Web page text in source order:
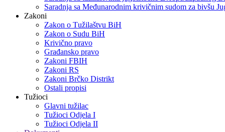
Saradnja sa Međunarodnim krivičnim sudom za bivšu
Zakoni
Zakon o Тužilaštvu BiH
Zakon o Sudu BiH
Krivično pravo
Građansko pravo
Zakoni FBIH
Zakoni RS
Zakoni Brčko Distrikt
Ostali propisi
Tužioci
Glavni tužilac
Tužioci Odjela I
Tužioci Odjela II